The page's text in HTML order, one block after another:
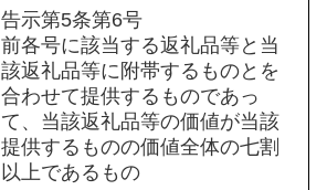
告示第5条第6号
前各号に該当する返礼品等と当
該返礼品等に附帯するものとを
合わせて提供するものであっ
て、当該返礼品等の価値が当該
提供するものの価値全体の七割
以上であるもの